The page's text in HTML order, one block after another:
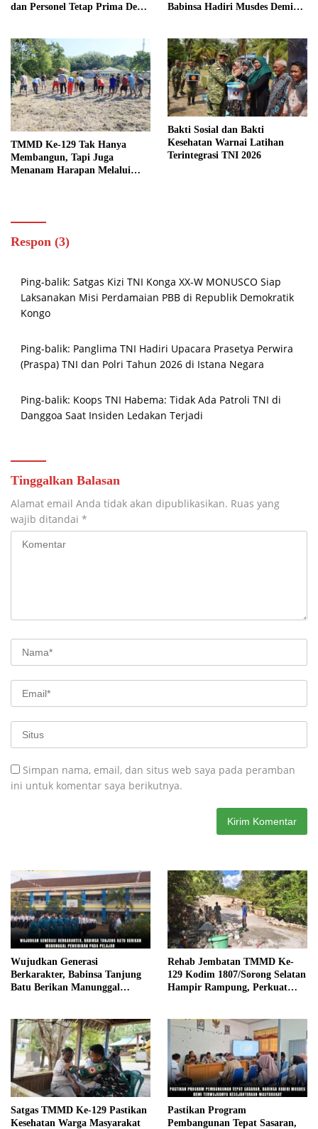
dan Personel Tetap Prima Demi
Babinsa Hadiri Musdes Demi
TMMD Ke-129 Tak Hanya
Membangun, Tapi Juga
Menanam Harapan Melalui
Bakti Sosial dan Bakti
Kesehatan Warnai Latihan
Terintegrasi TNI 2026
Respon (3)
Ping-balik: Satgas Kizi TNI Konga XX-W MONUSCO Siap
Laksanakan Misi Perdamaian PBB di Republik Demokratik
Kongo
Ping-balik: Panglima TNI Hadiri Upacara Prasetya Perwira
(Praspa) TNI dan Polri Tahun 2026 di Istana Negara
Ping-balik: Koops TNI Habema: Tidak Ada Patroli TNI di
Danggoa Saat Insiden Ledakan Terjadi
Tinggalkan Balasan
Alamat email Anda tidak akan dipublikasikan. Ruas yang
wajib ditandai *
Simpan nama, email, dan situs web saya pada peramban
ini untuk komentar saya berikutnya.
Wujudkan Generasi
Berkarakter, Babinsa Tanjung
Batu Berikan Manunggal
Rehab Jembatan TMMD Ke-
129 Kodim 1807/Sorong Selatan
Hampir Rampung, Perkuat
Satgas TMMD Ke-129 Pastikan
Kesehatan Warga Masyarakat
Pastikan Program
Pembangunan Tepat Sasaran,